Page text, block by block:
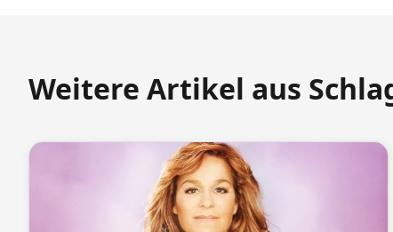
Weitere Artikel aus